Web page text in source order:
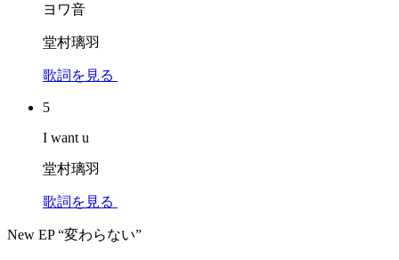
ヨワ音
堂村璃羽
歌詞を見る
5
I want u
堂村璃羽
歌詞を見る
New EP “変わらない”